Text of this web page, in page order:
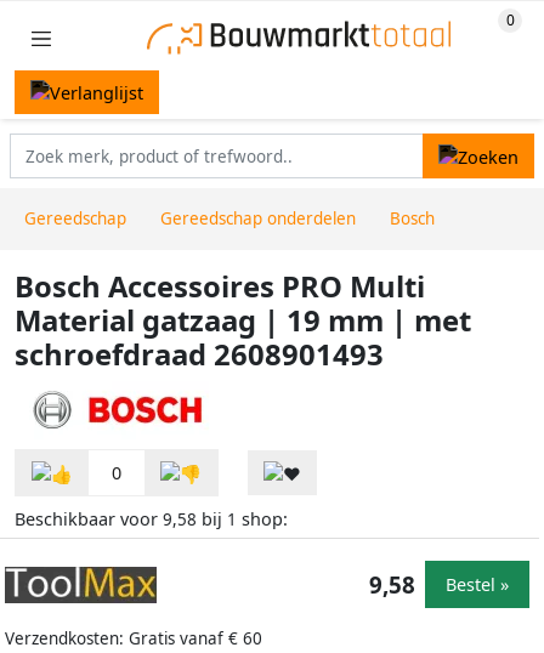
Gereedschap Gereedschap onderdelen Bosch
Bosch Accessoires PRO Multi
Material gatzaag | 19 mm | met
schroefdraad 2608901493
0
Beschikbaar voor 9,58 bij 1 shop:
Verzendkosten: Gratis vanaf € 60
9,58 Bestel »